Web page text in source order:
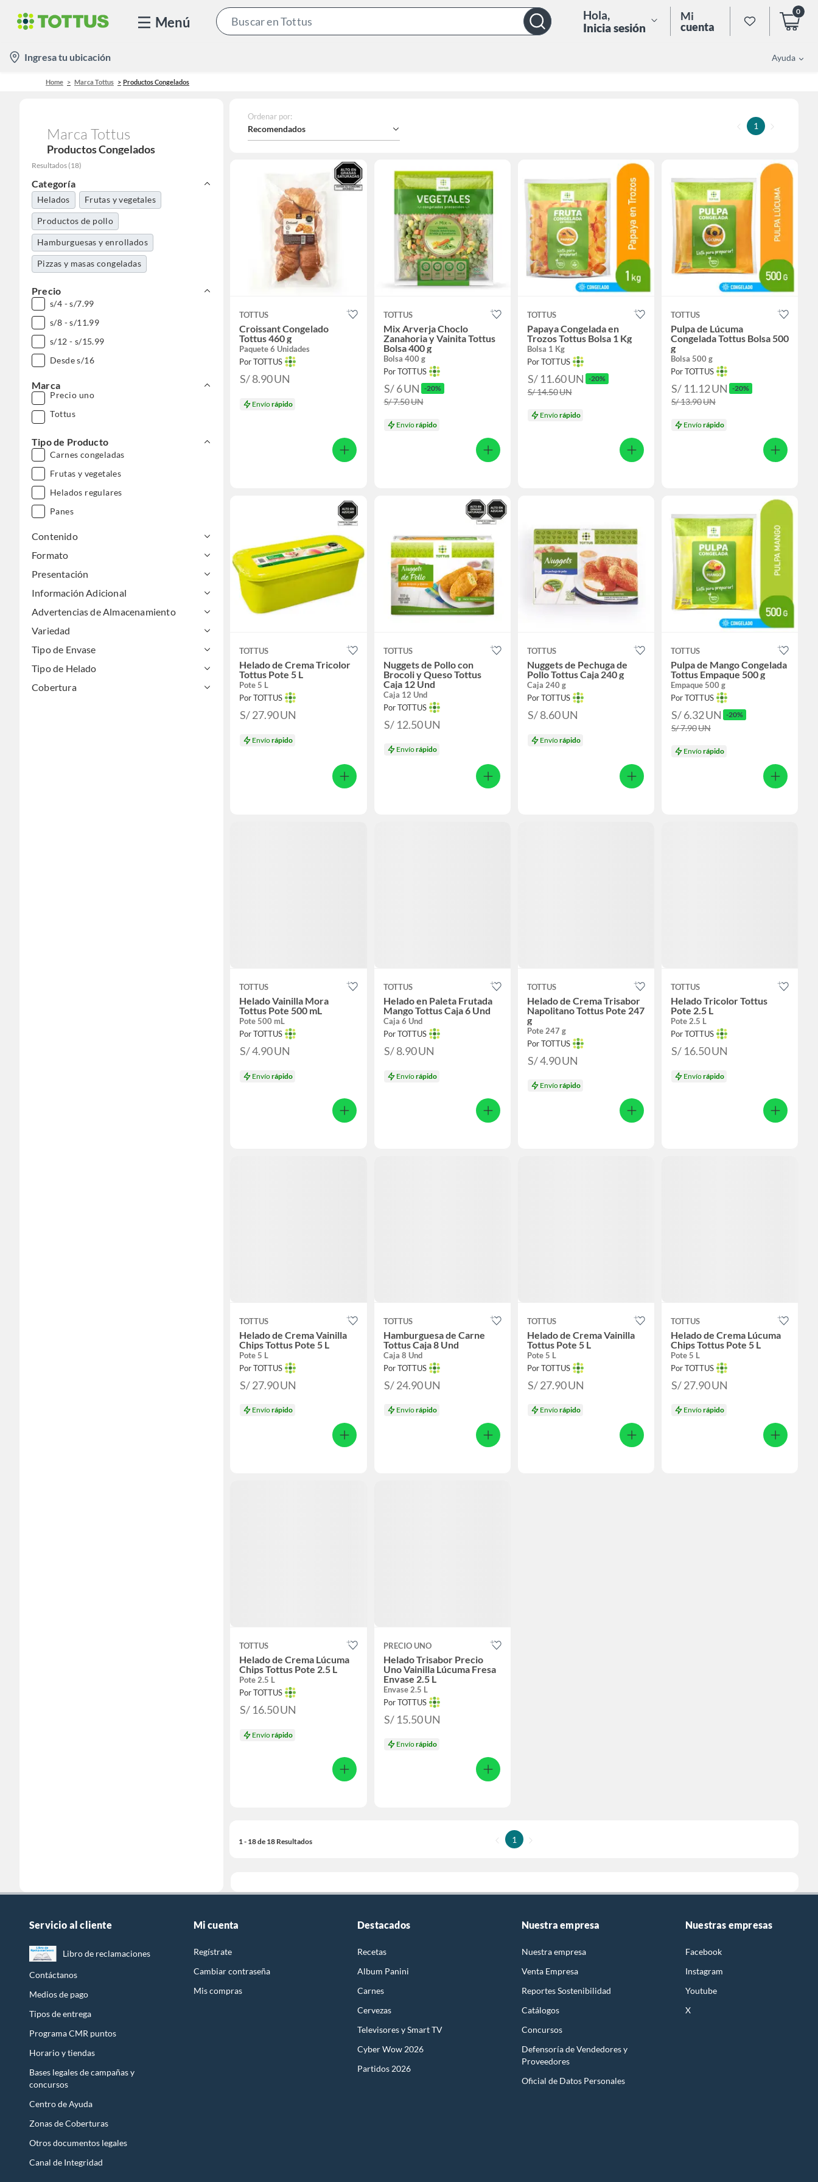
Menú
Bar
Hola,
Inicia sesión
Mi
cuenta
0
location-
icon
Ingresa tu ubicación Ayuda
Home Marca Tottus Productos Congelados
Marca Tottus
Productos Congelados
Resultados (18)
Categoría
Helados Frutas y vegetales
Productos de pollo
Hamburguesas y enrollados
Pizzas y masas congeladas
Precio
s/4 - s/7.99
s/8 - s/11.99
s/12 - s/15.99
Desde s/16
Marca
Precio uno
Tottus
Tipo de Producto
Carnes congeladas
Frutas y vegetales
Helados regulares
Panes
Contenido
Formato
Presentación
Información Adicional
Advertencias de Almacenamiento
Variedad
Tipo de Envase
Tipo de Helado
Cobertura
Ordenar por:
Recomendados 1
TOTTUS
Croissant Congelado
Tottus 460 g
Paquete 6 Unidades
Por TOTTUS
S/ 8.90UN
Envíorápido
TOTTUS
Mix Arverja Choclo
Zanahoria y Vainita Tottus
Bolsa 400 g
Bolsa 400 g
Por TOTTUS
S/ 6UN -20%
S/ 7.50UN
Envíorápido
TOTTUS
Papaya Congelada en
Trozos Tottus Bolsa 1 Kg
Bolsa 1 Kg
Por TOTTUS
S/ 11.60UN -20%
S/ 14.50UN
Envíorápido
TOTTUS
Pulpa de Lúcuma
Congelada Tottus Bolsa 500
g
Bolsa 500 g
Por TOTTUS
S/ 11.12UN -20%
S/ 13.90UN
Envíorápido
TOTTUS
Helado de Crema Tricolor
Tottus Pote 5 L
Pote 5 L
Por TOTTUS
S/ 27.90UN
Envíorápido
TOTTUS
Nuggets de Pollo con
Brocoli y Queso Tottus
Caja 12 Und
Caja 12 Und
Por TOTTUS
S/ 12.50UN
Envíorápido
TOTTUS
Nuggets de Pechuga de
Pollo Tottus Caja 240 g
Caja 240 g
Por TOTTUS
S/ 8.60UN
Envíorápido
TOTTUS
Pulpa de Mango Congelada
Tottus Empaque 500 g
Empaque 500 g
Por TOTTUS
S/ 6.32UN -20%
S/ 7.90UN
Envíorápido
TOTTUS
Helado Vainilla Mora
Tottus Pote 500 mL
Pote 500 mL
Por TOTTUS
S/ 4.90UN
Envíorápido
TOTTUS
Helado en Paleta Frutada
Mango Tottus Caja 6 Und
Caja 6 Und
Por TOTTUS
S/ 8.90UN
Envíorápido
TOTTUS
Helado de Crema Trisabor
Napolitano Tottus Pote 247
g
Pote 247 g
Por TOTTUS
S/ 4.90UN
Envíorápido
TOTTUS
Helado Tricolor Tottus
Pote 2.5 L
Pote 2.5 L
Por TOTTUS
S/ 16.50UN
Envíorápido
TOTTUS
Helado de Crema Vainilla
Chips Tottus Pote 5 L
Pote 5 L
Por TOTTUS
S/ 27.90UN
Envíorápido
TOTTUS
Hamburguesa de Carne
Tottus Caja 8 Und
Caja 8 Und
Por TOTTUS
S/ 24.90UN
Envíorápido
TOTTUS
Helado de Crema Vainilla
Tottus Pote 5 L
Pote 5 L
Por TOTTUS
S/ 27.90UN
Envíorápido
TOTTUS
Helado de Crema Lúcuma
Chips Tottus Pote 5 L
Pote 5 L
Por TOTTUS
S/ 27.90UN
Envíorápido
TOTTUS
Helado de Crema Lúcuma
Chips Tottus Pote 2.5 L
Pote 2.5 L
Por TOTTUS
S/ 16.50UN
Envíorápido
PRECIO UNO
Helado Trisabor Precio
Uno Vainilla Lúcuma Fresa
Envase 2.5 L
Envase 2.5 L
Por TOTTUS
S/ 15.50UN
Envíorápido
1 - 18 de 18 Resultados 1
Servicio al cliente
Libro de reclamaciones
Contáctanos
Medios de pago
Tipos de entrega
Programa CMR puntos
Horario y tiendas
Bases legales de campañas y
concursos
Centro de Ayuda
Zonas de Coberturas
Otros documentos legales
Canal de Integridad
Mi cuenta
Regístrate
Cambiar contraseña
Mis compras
Destacados
Recetas
Album Panini
Carnes
Cervezas
Televisores y Smart TV
Cyber Wow 2026
Partidos 2026
Nuestra empresa
Nuestra empresa
Venta Empresa
Reportes Sostenibilidad
Catálogos
Concursos
Defensoría de Vendedores y
Proveedores
Oficial de Datos Personales
Nuestras empresas
Facebook
Instagram
Youtube
X